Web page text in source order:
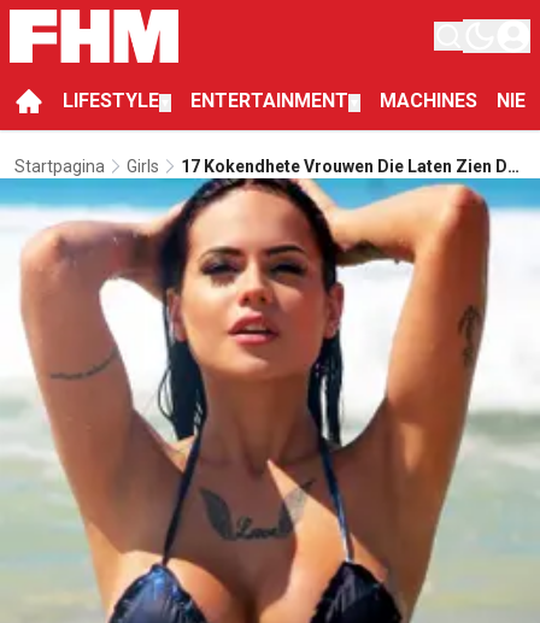
LIFESTYLE ENTERTAINMENT MACHINES
Startpagina Girls
17 Kokendhete Vrouwen Die Laten Zien Dat
Inkt Sexy Is